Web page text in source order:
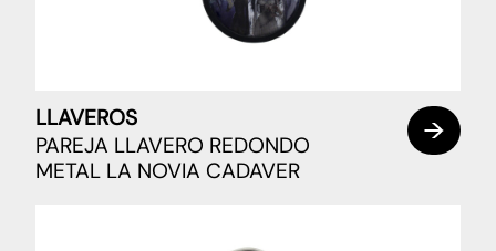
LLAVEROS
PAREJA LLAVERO REDONDO
METAL LA NOVIA CADAVER